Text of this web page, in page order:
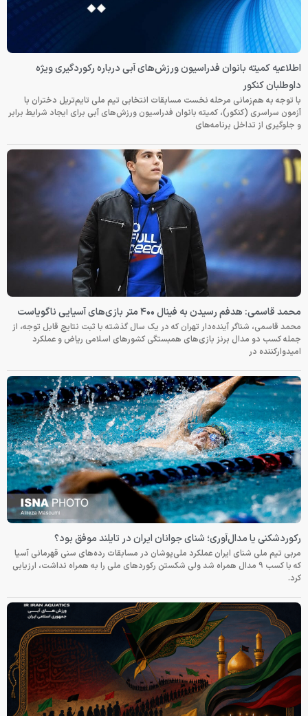
اطلاعیه کمیته بانوان فدراسیون ورزش‌های آبی درباره رکوردگیری ویژه
داوطلبان کنکور
با توجه به هم‌زمانی مرحله نخست مسابقات انتخابی تیم ملی تایم‌تریل دختران با
آزمون سراسری (کنکور)، کمیته بانوان فدراسیون ورزش‌های آبی برای ایجاد شرایط برابر
و جلوگیری از تداخل برنامه‌های
محمد قاسمی: هدفم رسیدن به فینال ۴۰۰ متر بازی‌های آسیایی ناگویاست
محمد قاسمی، شناگر آینده‌دار تهران که در یک سال گذشته با ثبت نتایج قابل توجه، از
جمله کسب دو مدال برنز بازی‌های همبستگی کشورهای اسلامی ریاض و عملکرد
امیدوارکننده در
رکوردشکنی یا مدال‌آوری؛ شنای جوانان ایران در تایلند موفق بود؟
مربی تیم ملی شنای ایران عملکرد ملی‌پوشان در مسابقات رده‌های سنی قهرمانی آسیا
که با کسب ۹ مدال همراه شد ولی شکستن رکوردهای ملی را به همراه نداشت، ارزیابی
کرد.